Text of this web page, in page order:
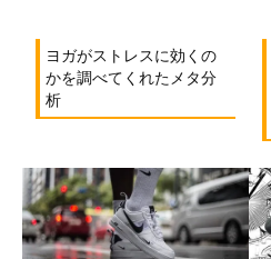
ヨガがストレスに効くの
かを調べてくれたメタ分
析